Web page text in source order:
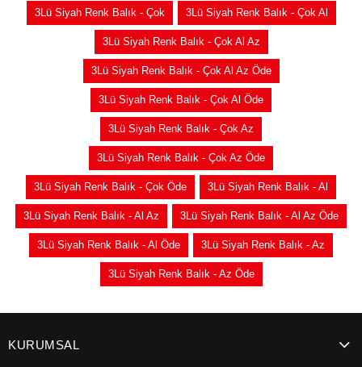
3Lü Siyah Renk Balık - Çok 3Lü Siyah Renk Balık - Çok Al
3Lü Siyah Renk Balık - Çok Al Az
3Lü Siyah Renk Balık - Çok Al Az Öde
3Lü Siyah Renk Balık - Çok Al Öde
3Lü Siyah Renk Balık - Çok Az
3Lü Siyah Renk Balık - Çok Az Öde
3Lü Siyah Renk Balık - Çok Öde 3Lü Siyah Renk Balık - Al
3Lü Siyah Renk Balık - Al Az 3Lü Siyah Renk Balık - Al Az Öde
3Lü Siyah Renk Balık - Al Öde 3Lü Siyah Renk Balık - Az
3Lü Siyah Renk Balık - Az Öde
KURUMSAL